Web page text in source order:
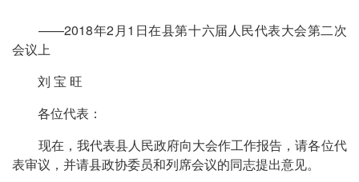
——2018年2月1日在县第十六届人民代表大会第二次
会议上
刘 宝 旺
各位代表：
现在，我代表县人民政府向大会作工作报告，请各位代
表审议，并请县政协委员和列席会议的同志提出意见。